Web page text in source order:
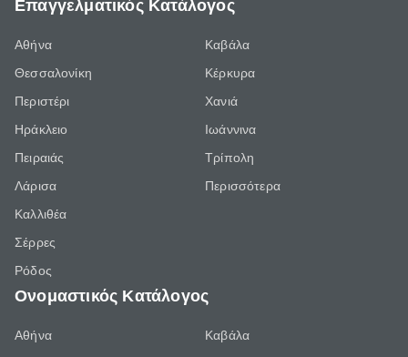
Επαγγελματικός Κατάλογος
Αθήνα
Θεσσαλονίκη
Περιστέρι
Ηράκλειο
Πειραιάς
Λάρισα
Καλλιθέα
Σέρρες
Ρόδος
Καβάλα
Κέρκυρα
Χανιά
Ιωάννινα
Τρίπολη
Περισσότερα
Ονομαστικός Κατάλογος
Αθήνα
Καβάλα